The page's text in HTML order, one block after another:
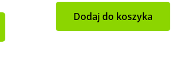
Dodaj do koszyka